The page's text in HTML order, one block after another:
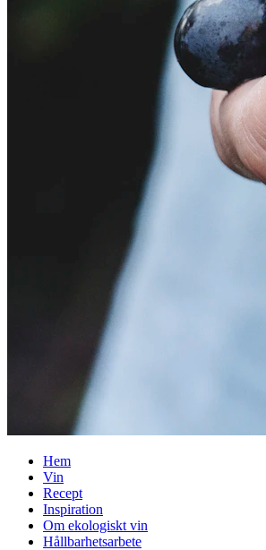
Hem
Vin
Recept
Inspiration
Om ekologiskt vin
Hållbarhetsarbete